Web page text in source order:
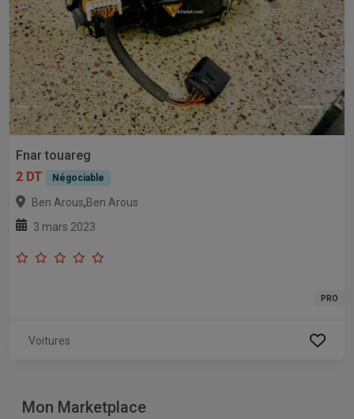
Fnar touareg
2 DT
Négociable
Ben Arous,Ben Arous
3 mars 2023
PRO
Voitures
Mon Marketplace